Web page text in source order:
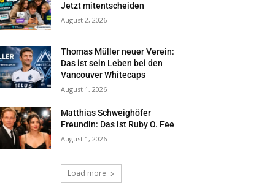
Jetzt mitentscheiden
August 2, 2026
Thomas Müller neuer Verein:
Das ist sein Leben bei den
Vancouver Whitecaps
August 1, 2026
Matthias Schweighöfer
Freundin: Das ist Ruby O. Fee
August 1, 2026
Load more